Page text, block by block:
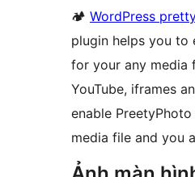
🏕 WordPress
plugin helps you to
for your any media
YouTube, iframes
enable
media file and you